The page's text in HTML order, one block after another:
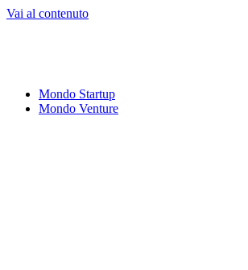
Vai al contenuto
Mondo Startup
Mondo Venture